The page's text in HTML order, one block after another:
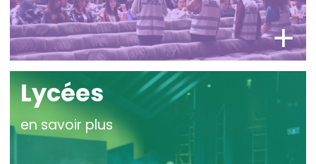
Lycées
en savoir plus